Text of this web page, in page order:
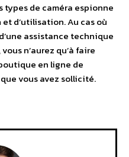
types de caméra espionne
d’utilisation. Au cas où
assistance technique
n’aurez qu’à faire
en ligne de
vous avez sollicité.